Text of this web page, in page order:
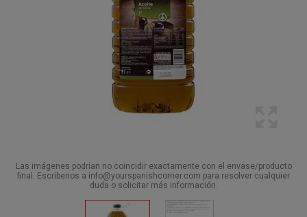
Las imágenes podrían no coincidir exactamente con el envase/producto
final. Escríbenos a info@yourspanishcorner.com para resolver cualquier
duda o solicitar más información.